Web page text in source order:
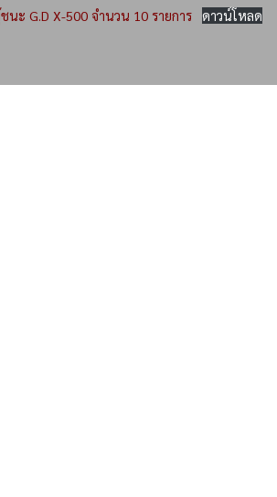
นะ G.D X-500 จำนวน 10 รายการ ดาวน์โหลด